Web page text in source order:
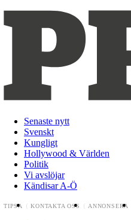
Senaste nytt
Svenskt
Kungligt
Hollywood & Världen
Politik
Vi avslöjar
Kändisar A-Ö
TIPSA KONTAKTA OSS ANNONSERA